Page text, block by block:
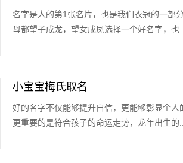
名字是人的第1张名片，也是我们衣冠的一部
母都望子成龙，望女成凤选择一个好名字，也...
小宝宝梅氏取名
好的名字不仅能够提升自信，更能够彰显个人
更重要的是符合孩子的命运走势，龙年出生的...